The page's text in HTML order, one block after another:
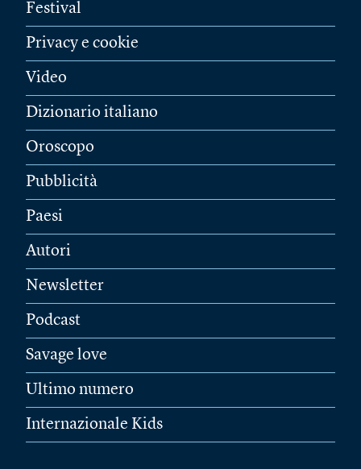
Festival
Privacy e cookie
Video
Dizionario italiano
Oroscopo
Pubblicità
Paesi
Autori
Newsletter
Podcast
Savage love
Ultimo numero
Internazionale Kids